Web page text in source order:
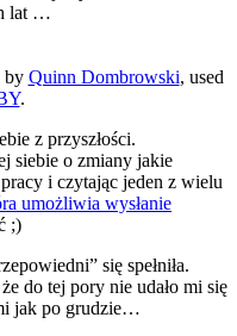
lat …
by Quinn Dombrowski, used
.
z przyszłości.
siebie o zmiany jakie
i czytając jeden z wielu
umożliwia wysłanie
;)
się spełniła.
do tej pory nie udało mi się
jak po grudzie…